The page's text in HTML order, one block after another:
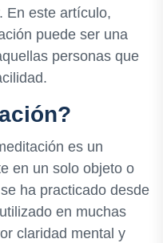
En este artículo,
puede ser una
personas que
es un
en un solo objeto o
ha practicado desde
en muchas
claridad mental y